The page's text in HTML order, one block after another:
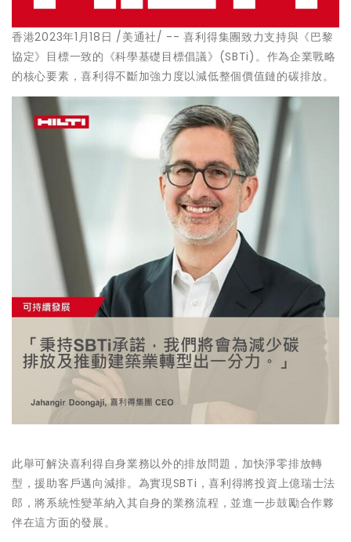
香港2023年1月18日 /美通社/ -- 喜利得集團致力支持與《巴黎
協定》目標一致的《科學基礎目標倡議》(SBTi)。作為企業戰略
的核心要素，喜利得不斷加強力度以減低整個價值鏈的碳排放。
此舉可解決喜利得自身業務以外的排放問題，加快淨零排放轉
型，援助客戶邁向減排。為實現SBTi，喜利得將投資上億瑞士法
郎，將系統性變革納入其自身的業務流程，並進一步鼓勵合作夥
伴在這方面的發展。